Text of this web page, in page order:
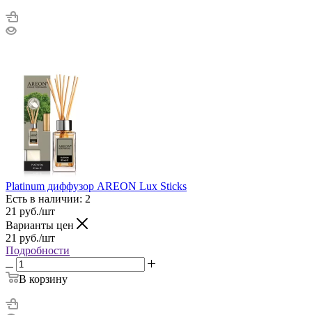
Platinum диффузор AREON Lux Sticks
Есть в наличии: 2
21 руб./шт
Варианты цен
21 руб./шт
Подробности
В корзину